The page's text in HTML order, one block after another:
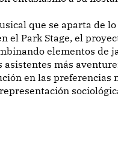
que se aparta de lo
el Park Stage, el
elementos de
más
en las preferencias